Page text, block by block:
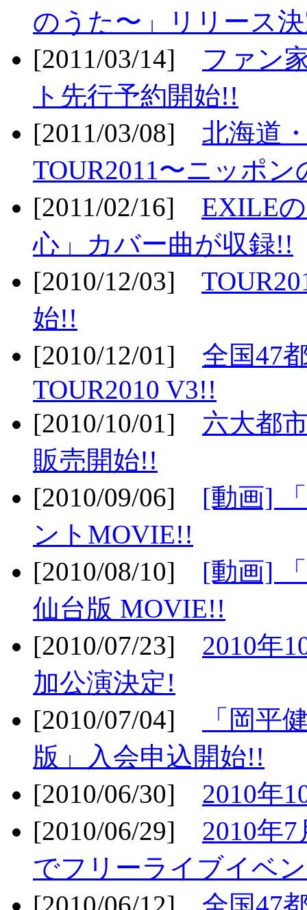
のうた〜」リリース
[2011/03/14] ファン
ト先行予約開始!!
[2011/03/08] 北海道
TOUR2011〜ニッポ
[2011/02/16] EXILE
心」カバー曲が収録!!
[2010/12/03]
始!!
[2010/12/01] 全国47
TOUR2010 V3!!
[2010/10/01] 六大都
販売開始!!
[2010/09/06] [動画]
ントMOVIE!!
[2010/08/10] [動画]
仙台版 MOVIE!!
[2010/07/23] 2010年
加公演決定!
[2010/07/04]
「岡平
版」入会申込開始!!
[2010/06/30] 2010年
[2010/06/29] 2010年
でフリーライブイベ